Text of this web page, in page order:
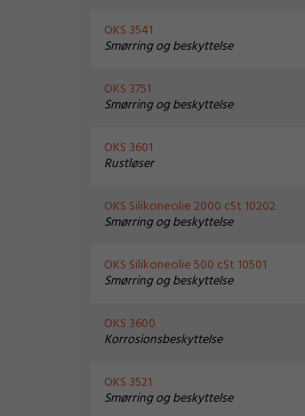
OKS 3541
Smørring og beskyttelse
OKS 3751
Smørring og beskyttelse
OKS 3601
Rustløser
OKS Silikoneolie 2000 cSt 10202
Smørring og beskyttelse
OKS Silikoneolie 500 cSt 10501
Smørring og beskyttelse
OKS 3600
Korrosionsbeskyttelse
OKS 3521
Smørring og beskyttelse